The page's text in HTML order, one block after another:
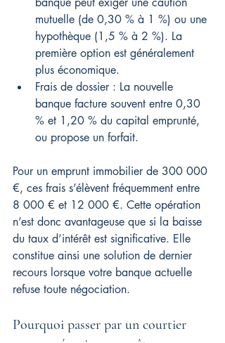
mutuelle (de 0,30 % à 1 %) ou une
hypothèque (1,5 % à 2 %). La
première option est généralement
plus économique.
Frais de dossier : La nouvelle
banque facture souvent entre 0,30
% et 1,20 % du capital emprunté,
ou propose un forfait.
Pour un emprunt immobilier de 300 000
€, ces frais s’élèvent fréquemment entre
8 000 € et 12 000 €. Cette opération
n’est donc avantageuse que si la baisse
du taux d’intérêt est significative. Elle
constitue ainsi une solution de dernier
recours lorsque votre banque actuelle
refuse toute négociation.
Pourquoi passer par un courtier